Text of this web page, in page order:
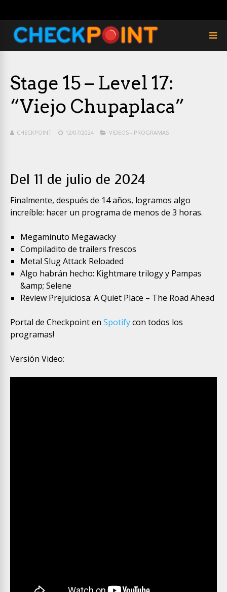
Stage 15 – Level 17:
“Viejo Chupaplaca”
CHECKPOINT 12/07/2024 VIDEOS - PROGRAMAS
Del 11 de julio de 2024
Finalmente, después de 14 años, logramos algo
increíble: hacer un programa de menos de 3 horas.
Megaminuto Megawacky
Compiladito de trailers frescos
Metal Slug Attack Reloaded
Algo habrán hecho: Kightmare trilogy y Pampas
&amp; Selene
Review Prejuiciosa: A Quiet Place – The Road Ahead
Portal de Checkpoint en Spotifycon todos los
programas!
Versión Video: